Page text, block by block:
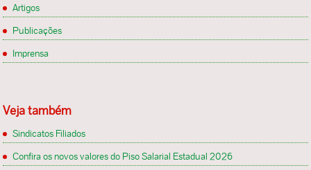
Artigos
Publicações
Imprensa
Veja também
Sindicatos Filiados
Confira os novos valores do Piso Salarial Estadual 2026